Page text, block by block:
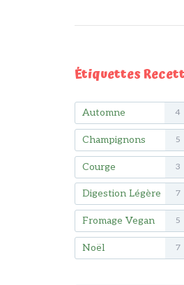
Étiquettes
Automne 4
Champignons 5
Courge 3
Digestion Légère 7
Fromage Vegan 5
Noël 7